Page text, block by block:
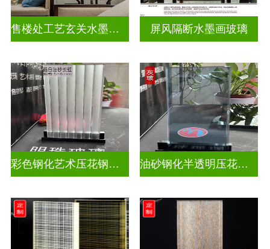
售楼处工艺玄关水墨山水画玻璃 屏风隔断水墨画玻璃
彩色钢化艺术压花钢化玻璃 油砂钢化半透明压花玻璃